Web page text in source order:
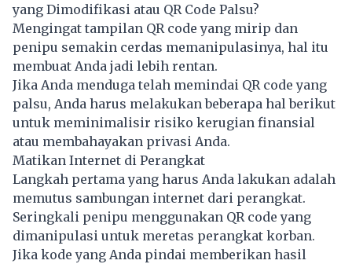
yang Dimodifikasi atau QR Code Palsu?
Mengingat tampilan QR code yang mirip dan
penipu semakin cerdas memanipulasinya, hal itu
membuat Anda jadi lebih rentan.
Jika Anda menduga telah memindai QR code yang
palsu, Anda harus melakukan beberapa hal berikut
untuk meminimalisir risiko kerugian finansial
atau membahayakan privasi Anda.
Matikan Internet di Perangkat
Langkah pertama yang harus Anda lakukan adalah
memutus sambungan internet dari perangkat.
Seringkali penipu menggunakan QR code yang
dimanipulasi untuk meretas perangkat korban.
Jika kode yang Anda pindai memberikan hasil